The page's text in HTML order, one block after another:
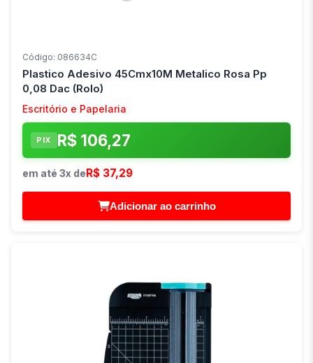
Código: 086634C
Plastico Adesivo 45Cmx10M Metalico Rosa Pp
0,08 Dac (Rolo)
Escritório e Papelaria
PIX R$ 106,27
em até 3x de R$ 37,29
Adicionar ao carrinho